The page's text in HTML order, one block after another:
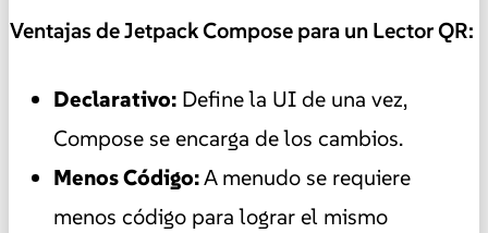
Ventajas de Jetpack Compose para un Lector QR:
Declarativo: Define la UI de una vez,
Compose se encarga de los cambios.
Menos Código:A menudo se requiere
menos código para lograr el mismo